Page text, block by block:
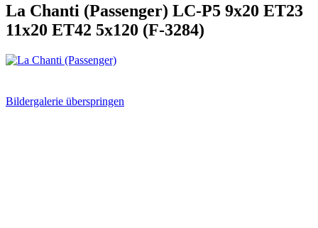
La Chanti (Passenger) LC-P5 9x20 ET23
11x20 ET42 5x120 (F-3284)
Bildergalerie überspringen